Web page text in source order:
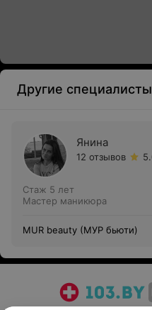
Другие специалисты
Янина
12 отзывов
Стаж 5 лет
Мастер маникюра
MUR beauty (МУР бьюти)